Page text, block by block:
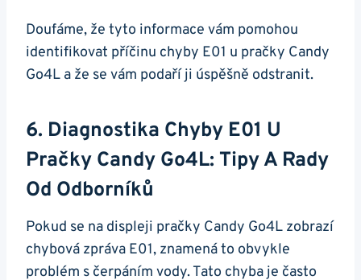
Doufáme,⁤ že‌ tyto ⁤informace vám ​pomohou
‍identifikovat příčinu chyby E01 u pračky Candy
Go4L a že‍ se​ vám⁣ podaří ji úspěšně odstranit.
6. Diagnostika Chyby E01 U
Pračky Candy Go4L: Tipy⁢ A Rady
‌od Odborníků
Pokud⁤ se na‍ displeji pračky Candy Go4L zobrazí
chybová zpráva E01, znamená to ‌obvykle⁣
problém ⁤s čerpáním vody. Tato‍ chyba​ je často